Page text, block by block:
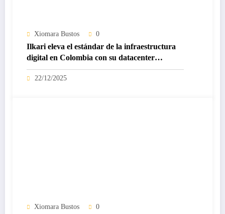
Xiomara Bustos 0
Ilkari eleva el estándar de la infraestructura
digital en Colombia con su datacenter
certificado Nivel IV de ICREA
22/12/2025
Xiomara Bustos 0